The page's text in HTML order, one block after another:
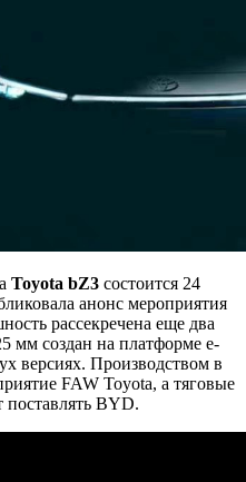
Toyota bZ3 состоится 24
анонс мероприятия
рассекречена еще два
мм создан на платформе e-
версиях. Производством в
FAW Toyota, а тяговые
поставлять BYD.